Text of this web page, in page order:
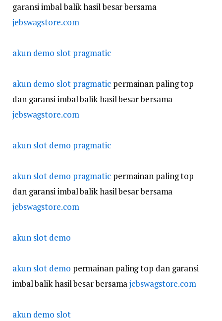
garansi imbal balik hasil besar bersama
jebswagstore.com
akun demo slot pragmatic
akun demo slot pragmaticpermainan paling top
dan garansi imbal balik hasil besar bersama
jebswagstore.com
akun slot demo pragmatic
akun slot demo pragmaticpermainan paling top
dan garansi imbal balik hasil besar bersama
jebswagstore.com
akun slot demo
akun slot demo permainan paling top dan garansi
imbal balik hasil besar bersamajebswagstore.com
akun demo slot